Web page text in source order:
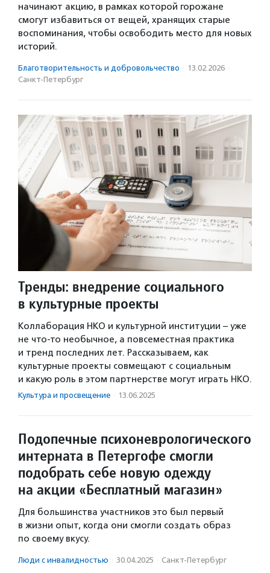
начинают акцию, в рамках которой горожане
смогут избавиться от вещей, хранящих старые
воспоминания, чтобы освободить место для новых
историй.
Благотвори­тель­ность и доброволь­чест­во · 13.02.2026 ·
Санкт-Петербург
Тренды: внедрение социального
в культурные проекты
Коллаборация НКО и культурной институции – уже
не что-то необычное, а повсеместная практика
и тренд последних лет. Рассказываем, как
культурные проекты совмещают с социальным
и какую роль в этом партнерстве могут играть НКО.
Культура и просвещение · 13.06.2025
Подопечные психоневрологического
интерната в Петергофе смогли
подобрать себе новую одежду
на акции «Бесплатный магазин»
Для большинства участников это был первый
в жизни опыт, когда они смогли создать образ
по своему вкусу.
Люди с инвалидностью · 30.04.2025 · Санкт-Петербург